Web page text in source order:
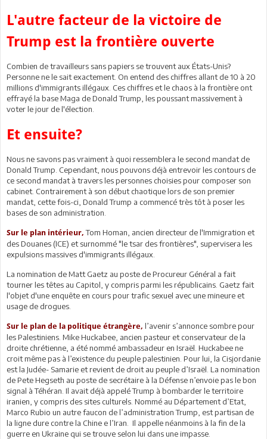
L'autre facteur de la victoire de
Trump est la frontière ouverte
Combien de travailleurs sans papiers se trouvent aux États-Unis?
Personne ne le sait exactement. On entend des chiffres allant de 10 à 20
millions d'immigrants illégaux. Ces chiffres et le chaos à la frontière ont
effrayé la base Maga de Donald Trump, les poussant massivement à
voter le jour de l'élection.
Et ensuite?
Nous ne savons pas vraiment à quoi ressemblera le second mandat de
Donald Trump. Cependant, nous pouvons déjà entrevoir les contours de
ce second mandat à travers les personnes choisies pour composer son
cabinet. Contrairement à son début chaotique lors de son premier
mandat, cette fois-ci, Donald Trump a commencé très tôt à poser les
bases de son administration.
Sur le plan intérieur, Tom Homan, ancien directeur de l'Immigration et
des Douanes (ICE) et surnommé "le tsar des frontières", supervisera les
expulsions massives d'immigrants illégaux.
La nomination de Matt Gaetz au poste de Procureur Général a fait
tourner les têtes au Capitol, y compris parmi les républicains. Gaetz fait
l'objet d'une enquête en cours pour trafic sexuel avec une mineure et
usage de drogues.
Sur le plan de la politique étrangère, l’avenir s’annonce sombre pour
les Palestiniens. Mike Huckabee, ancien pasteur et conservateur de la
droite chrétienne, a été nommé ambassadeur en Israël. Huckabee ne
croit même pas à l’existence du peuple palestinien. Pour lui, la Cisjordanie
est la Judée- Samarie et revient de droit au peuple d’Israël. La nomination
de Pete Hegseth au poste de secrétaire à la Défense n’envoie pas le bon
signal à Téhéran. Il avait déjà appelé Trump à bombarder le territoire
iranien, y compris des sites culturels. Nommé au Département d’Etat,
Marco Rubio un autre faucon de l’administration Trump, est partisan de
la ligne dure contre la Chine e l’Iran. Il appelle néanmoins à la fin de la
guerre en Ukraine qui se trouve selon lui dans une impasse.